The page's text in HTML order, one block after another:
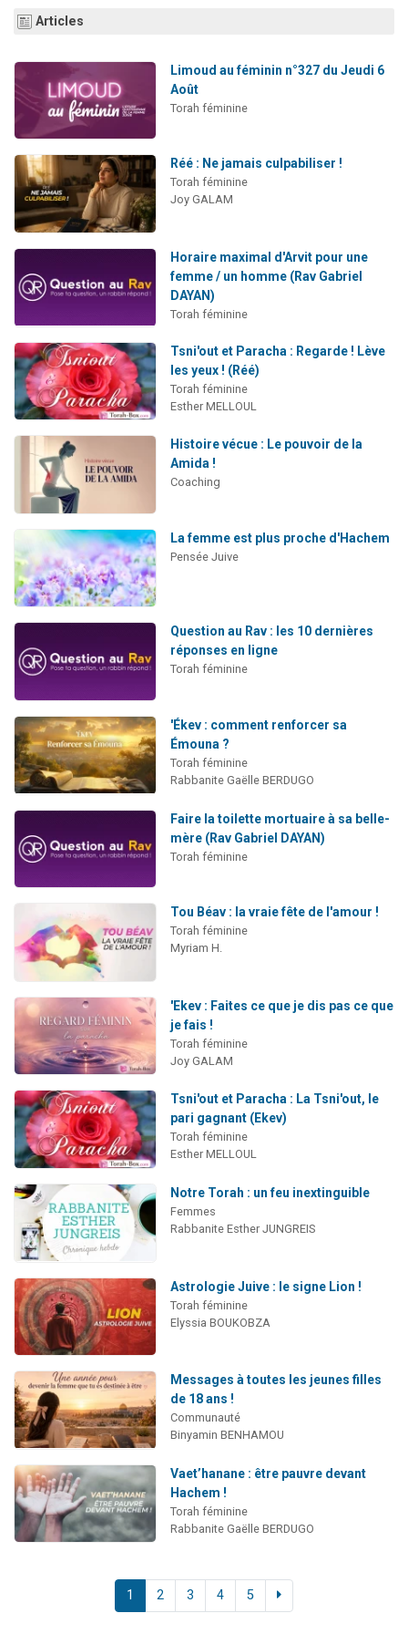
10 personnes viennent de demander une bénédiction
Il reste 49 places pour étudier en groupe sur Zoom
Articles
Limoud au féminin n°327 du Jeudi 6
Août
Torah féminine
Réé : Ne jamais culpabiliser !
Torah féminine
Joy GALAM
Horaire maximal d'Arvit pour une
femme / un homme (Rav Gabriel
DAYAN)
Torah féminine
Tsni'out et Paracha : Regarde ! Lève
les yeux ! (Réé)
Torah féminine
Esther MELLOUL
Histoire vécue : Le pouvoir de la
Amida !
Coaching
La femme est plus proche d'Hachem
Pensée Juive
Question au Rav : les 10 dernières
réponses en ligne
Torah féminine
'Ékev : comment renforcer sa
Émouna ?
Torah féminine
Rabbanite Gaëlle BERDUGO
Faire la toilette mortuaire à sa belle-
mère (Rav Gabriel DAYAN)
Torah féminine
Tou Béav : la vraie fête de l'amour !
Torah féminine
Myriam H.
'Ekev : Faites ce que je dis pas ce que
je fais !
Torah féminine
Joy GALAM
Tsni'out et Paracha : La Tsni'out, le
pari gagnant (Ekev)
Torah féminine
Esther MELLOUL
Notre Torah : un feu inextinguible
Femmes
Rabbanite Esther JUNGREIS
Astrologie Juive : le signe Lion !
Torah féminine
Elyssia BOUKOBZA
Messages à toutes les jeunes filles
de 18 ans !
Communauté
Binyamin BENHAMOU
Vaet’hanane : être pauvre devant
Hachem !
Torah féminine
Rabbanite Gaëlle BERDUGO
1 2 3 4 5